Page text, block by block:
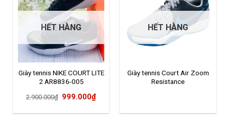
HẾT HÀNG
Giày tennis NIKE COURT LITE
2 AR8836-005
2.900.000₫ Giá
999.000₫Giá
HẾT HÀNG
Giày tennis Court Air Zoom
Resistance